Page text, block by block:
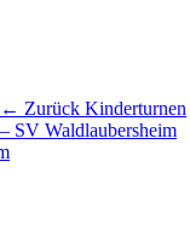
← Zurück
Beitrag:
Kinderturnen
– SV Waldlaubersheim